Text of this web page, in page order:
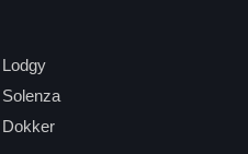
Lodgy
Solenza
Dokker